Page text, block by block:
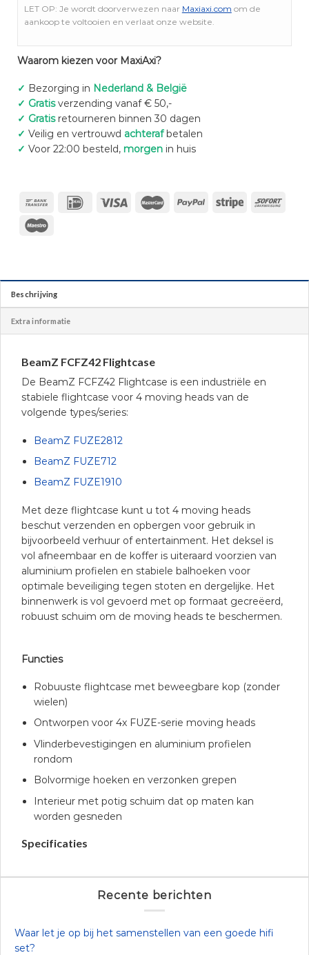
LET OP: Je wordt doorverwezen naar Maxiaxi.com om de
aankoop te voltooien en verlaat onze website.
Waarom kiezen voor MaxiAxi?
✓ Bezorging in Nederland & België
✓ Gratisverzending vanaf € 50,-
✓ Gratisretourneren binnen 30 dagen
✓ Veilig en vertrouwd achterafbetalen
✓ Voor 22:00 besteld, morgenin huis
Beschrijving
Extra informatie
BeamZ FCFZ42 Flightcase
De BeamZ FCFZ42 Flightcase is een industriële en
stabiele flightcase voor 4 moving heads van de
volgende types/series:
BeamZ FUZE2812
BeamZ FUZE712
BeamZ FUZE1910
Met deze flightcase kunt u tot 4 moving heads
beschut verzenden en opbergen voor gebruik in
bijvoorbeeld verhuur of entertainment. Het deksel is
vol afneembaar en de koffer is uiteraard voorzien van
aluminium profielen en stabiele balhoeken voor
optimale beveiliging tegen stoten en dergelijke. Het
binnenwerk is vol gevoerd met op formaat gecreëerd,
robuust schuim om de moving heads te beschermen.
Functies
Robuuste flightcase met beweegbare kop (zonder
wielen)
Ontworpen voor 4x FUZE-serie moving heads
Vlinderbevestigingen en aluminium profielen
rondom
Bolvormige hoeken en verzonken grepen
Interieur met potig schuim dat op maten kan
worden gesneden
Specificaties
Recente berichten
Waar let je op bij het samenstellen van een goede hifi
set?